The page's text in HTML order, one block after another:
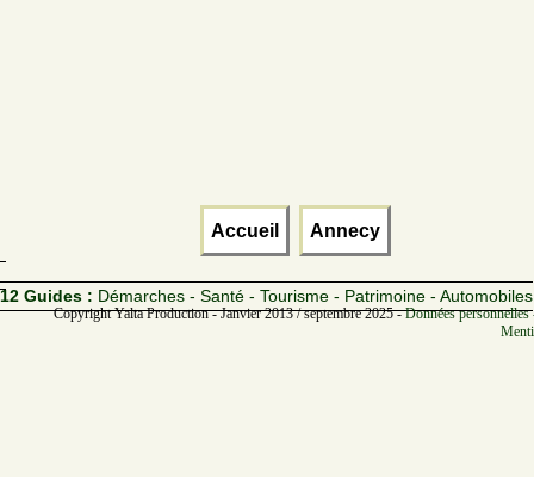
Accueil Annecy
12 Guides : Démarches - Santé - Tourisme - Patrimoine - Automobiles
Copyright Yalta Production - Janvier 2013 / septembre 2025 -Données